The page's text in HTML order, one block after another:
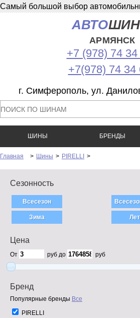
Самый большой выбор
АВТО
АРМЯНСК
+7 (978) 74 34
+7(978) 74 34
г. Симферополь, ул.
ШИНЫ БРЕНДЫ
Главная > Шины > PIRELLI >
Сезонность
Цена
От руб до руб
Бренд
Популярные бренды Все
PIRELLI